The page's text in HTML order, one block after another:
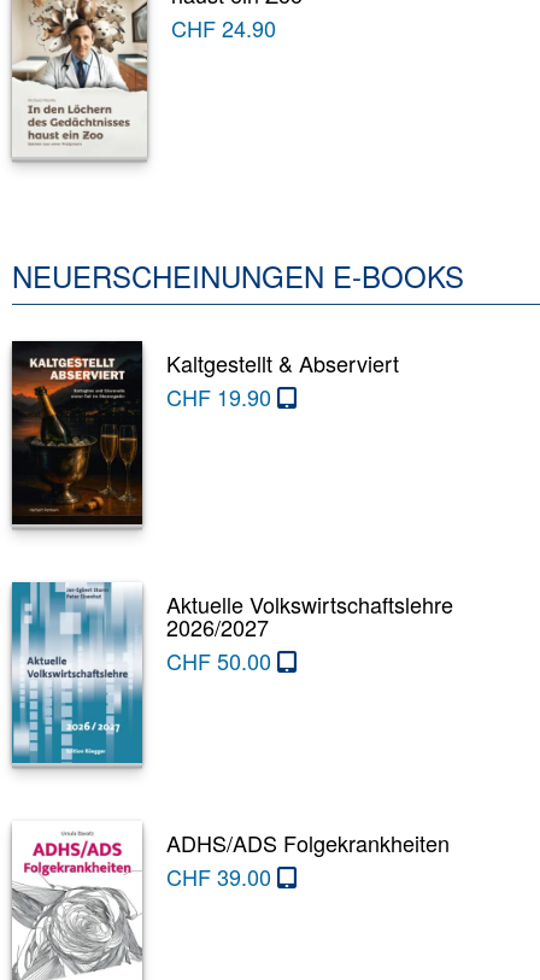
CHF24.90
NEUERSCHEINUNGEN E-BOOKS
Kaltgestellt & Abserviert
CHF19.90
Aktuelle Volkswirtschaftslehre
2026/2027
CHF50.00
ADHS/ADS Folgekrankheiten
CHF39.00